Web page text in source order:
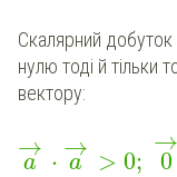
Скалярний
нулю тоді й тільки
вектору:
a
→ ⋅ a
→ > 0; 0
→